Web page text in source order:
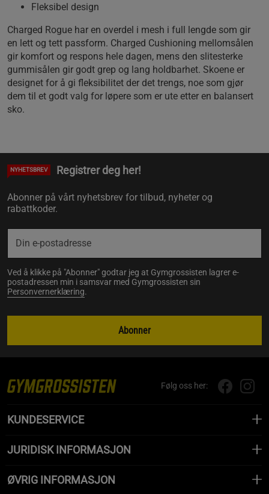
Fleksibel design
Charged Rogue har en overdel i mesh i full lengde som gir
en lett og tett passform. Charged Cushioning mellomsålen
gir komfort og respons hele dagen, mens den slitesterke
gummisålen gir godt grep og lang holdbarhet. Skoene er
designet for å gi fleksibilitet der det trengs, noe som gjør
dem til et godt valg for løpere som er ute etter en balansert
sko.
NYHETSBREV Registrer deg her!
Abonner på vårt nyhetsbrev for tilbud, nyheter og
rabattkoder.
Ved å klikke på "Abonner" godtar jeg at Gymgrossisten lagrer e-
postadressen min i samsvar med Gymgrossisten sin
Personvernerklæring.
Abonner
Følg oss her:
KUNDESERVICE
JURIDISK INFORMASJON
ØVRIG INFORMASJON